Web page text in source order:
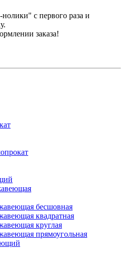
с первого раза и
заказа!
бесшовная
квадратная
круглая
прямоугольная